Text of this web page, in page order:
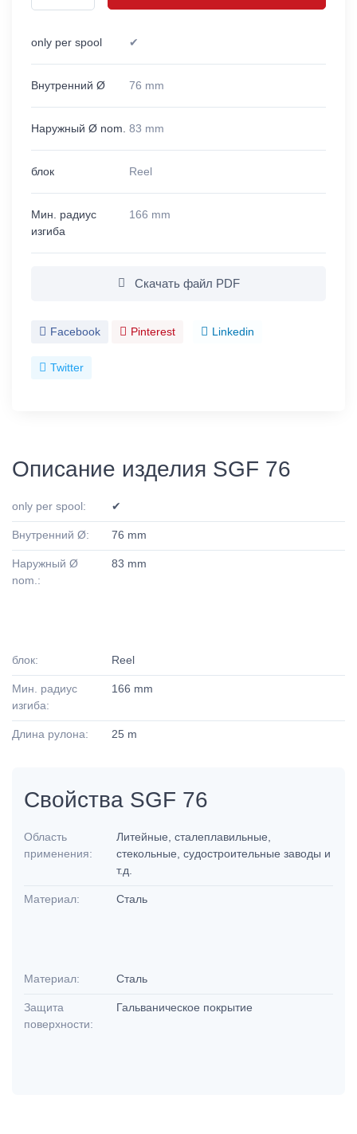
only per spool ✔
Внутренний Ø 76 mm
Наружный Ø nom. 83 mm
блок Reel
Мин. радиус
изгиба
166 mm
Скачать файл PDF
Facebook Pinterest Linkedin
Twitter
Описание изделия SGF 76
only per spool: ✔
Внутренний Ø: 76 mm
Наружный Ø
nom.:
83 mm
блок: Reel
Мин. радиус
изгиба:
166 mm
Длина рулона: 25 m
Свойства SGF 76
Область
применения:
Литейные, сталеплавильные,
стекольные, судостроительные заводы и
т.д.
Материал: Сталь
Материал: Сталь
Защита
поверхности:
Гальваническое покрытие